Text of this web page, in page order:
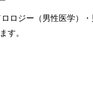
ロジー（男性医学）
す。